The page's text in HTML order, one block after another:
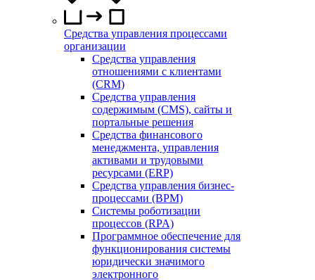
Средства управления процессами
организации
Средства управления
отношениями с клиентами
(CRM)
Средства управления
содержимым (CMS), сайты и
портальные решения
Средства финансового
менеджмента, управления
активами и трудовыми
ресурсами (ERP)
Средства управления бизнес-
процессами (BPM)
Системы роботизации
процессов (RPA)
Программное обеспечение для
функционирования системы
юридически значимого
электронного